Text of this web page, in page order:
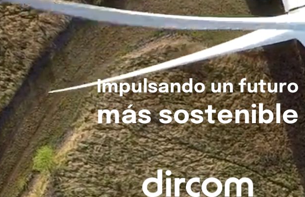
Impulsando un futuro
más sostenible